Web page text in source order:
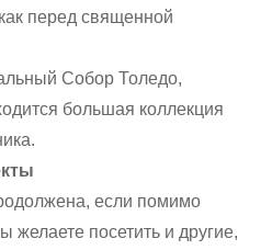
перед священной
Собор Толедо,
большая коллекция
если помимо
посетить и другие,